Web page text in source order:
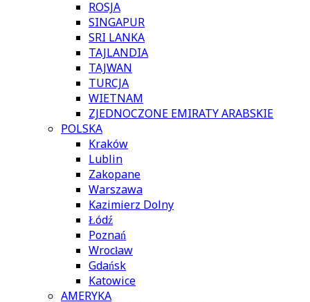
ROSJA
SINGAPUR
SRI LANKA
TAJLANDIA
TAJWAN
TURCJA
WIETNAM
ZJEDNOCZONE EMIRATY ARABSKIE
POLSKA
Kraków
Lublin
Zakopane
Warszawa
Kazimierz Dolny
Łódź
Poznań
Wrocław
Gdańsk
Katowice
AMERYKA